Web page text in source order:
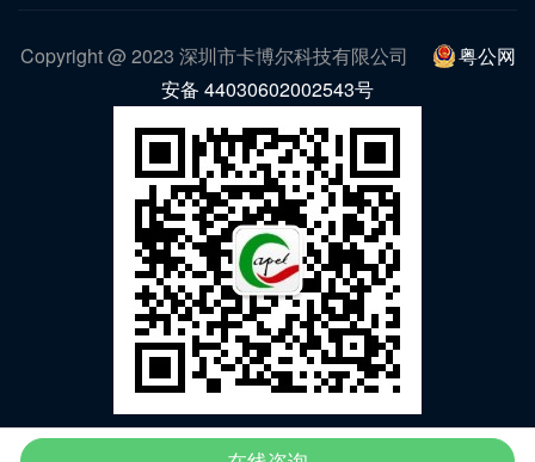
Copyright @ 2023 深圳市卡博尔科技有限公司
粤公网
安备 44030602002543号
微信公众号